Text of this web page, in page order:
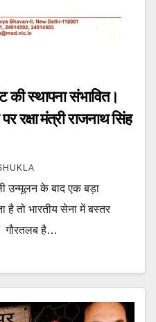
की स्थापना संभावित।
रक्षा मंत्री राजनाथ सिंह
उन्मूलन के बाद एक बड़ा
है तो भारतीय सेना में बस्तर
गौरतलब है…